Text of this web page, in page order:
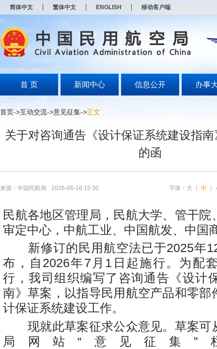
简体中文 繁体中文 ENGLISH 移动客户端
首 页 新闻中心 信息公开 办事
首页->互动交流->意见征集->正文
关于对咨询通告《设计保证系统建设指
的函
来源：中国民航局 2026-06-16 15:30 字体： 大 中
民航各地区管理局，民航大学、管干院
审定中心，中航工业、中国航发、中国
新修订的民用航空法已于2025年
布，自2026年7月1日起施行。为配
行，我司组织编写了咨询通告《设计
南》草案，以指导民用航空产品和零部
计保证系统建设工作。
现就此草案征求公众意见。草案可
局网站“意见征集”
打
开
无
障
说
按
Alt
波
浪
盲